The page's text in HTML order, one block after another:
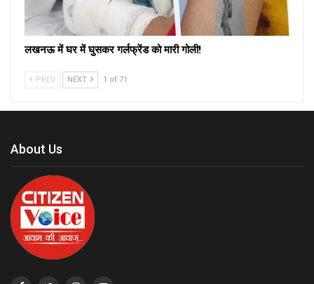
लखनऊ में घर में घुसकर गर्लफ्रेंड को मारी गोली!
PREV NEXT 1 of 71
About Us